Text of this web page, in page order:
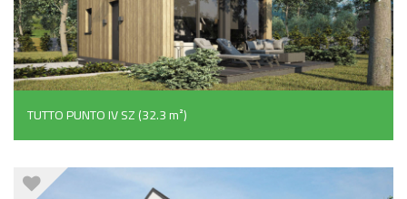
TUTTO PUNTO IV SZ (32.3 m²)